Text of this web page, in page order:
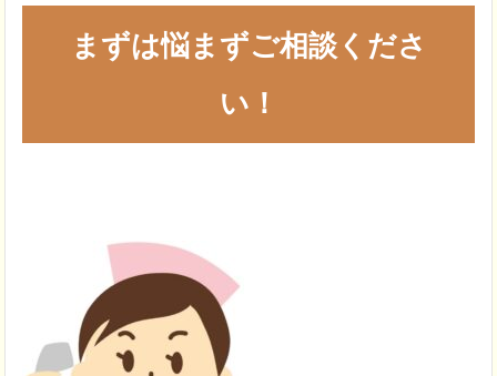
まずは悩まずご相談くださ
い！